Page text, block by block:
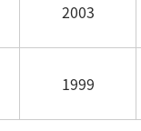
2003
1999